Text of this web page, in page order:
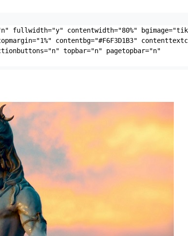
fullwidth="y" contentwidth="80%"
contentbg="#F6F3D1B3"
topbar="n" pagetopbar="n"